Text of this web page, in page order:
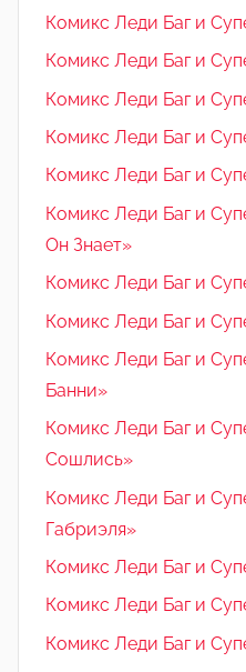
Комикс Леди Баг и
Комикс Леди Баг и
Комикс Леди Баг и
Комикс Леди Баг и
Комикс Леди Баг и
Комикс Леди Баг и
Он Знает»
Комикс Леди Баг и
Комикс Леди Баг и
Комикс Леди Баг и
Банни»
Комикс Леди Баг и
Сошлись»
Комикс Леди Баг и
Габриэля»
Комикс Леди Баг и
Комикс Леди Баг и
Комикс Леди Баг и